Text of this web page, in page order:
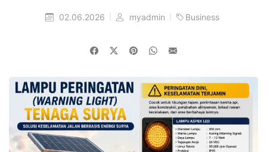
02.06.2026 myadmin Business